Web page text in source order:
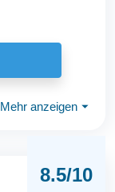
Mehr anzeigen ⏷
8.5/10